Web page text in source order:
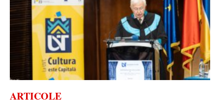
ARTICOLE